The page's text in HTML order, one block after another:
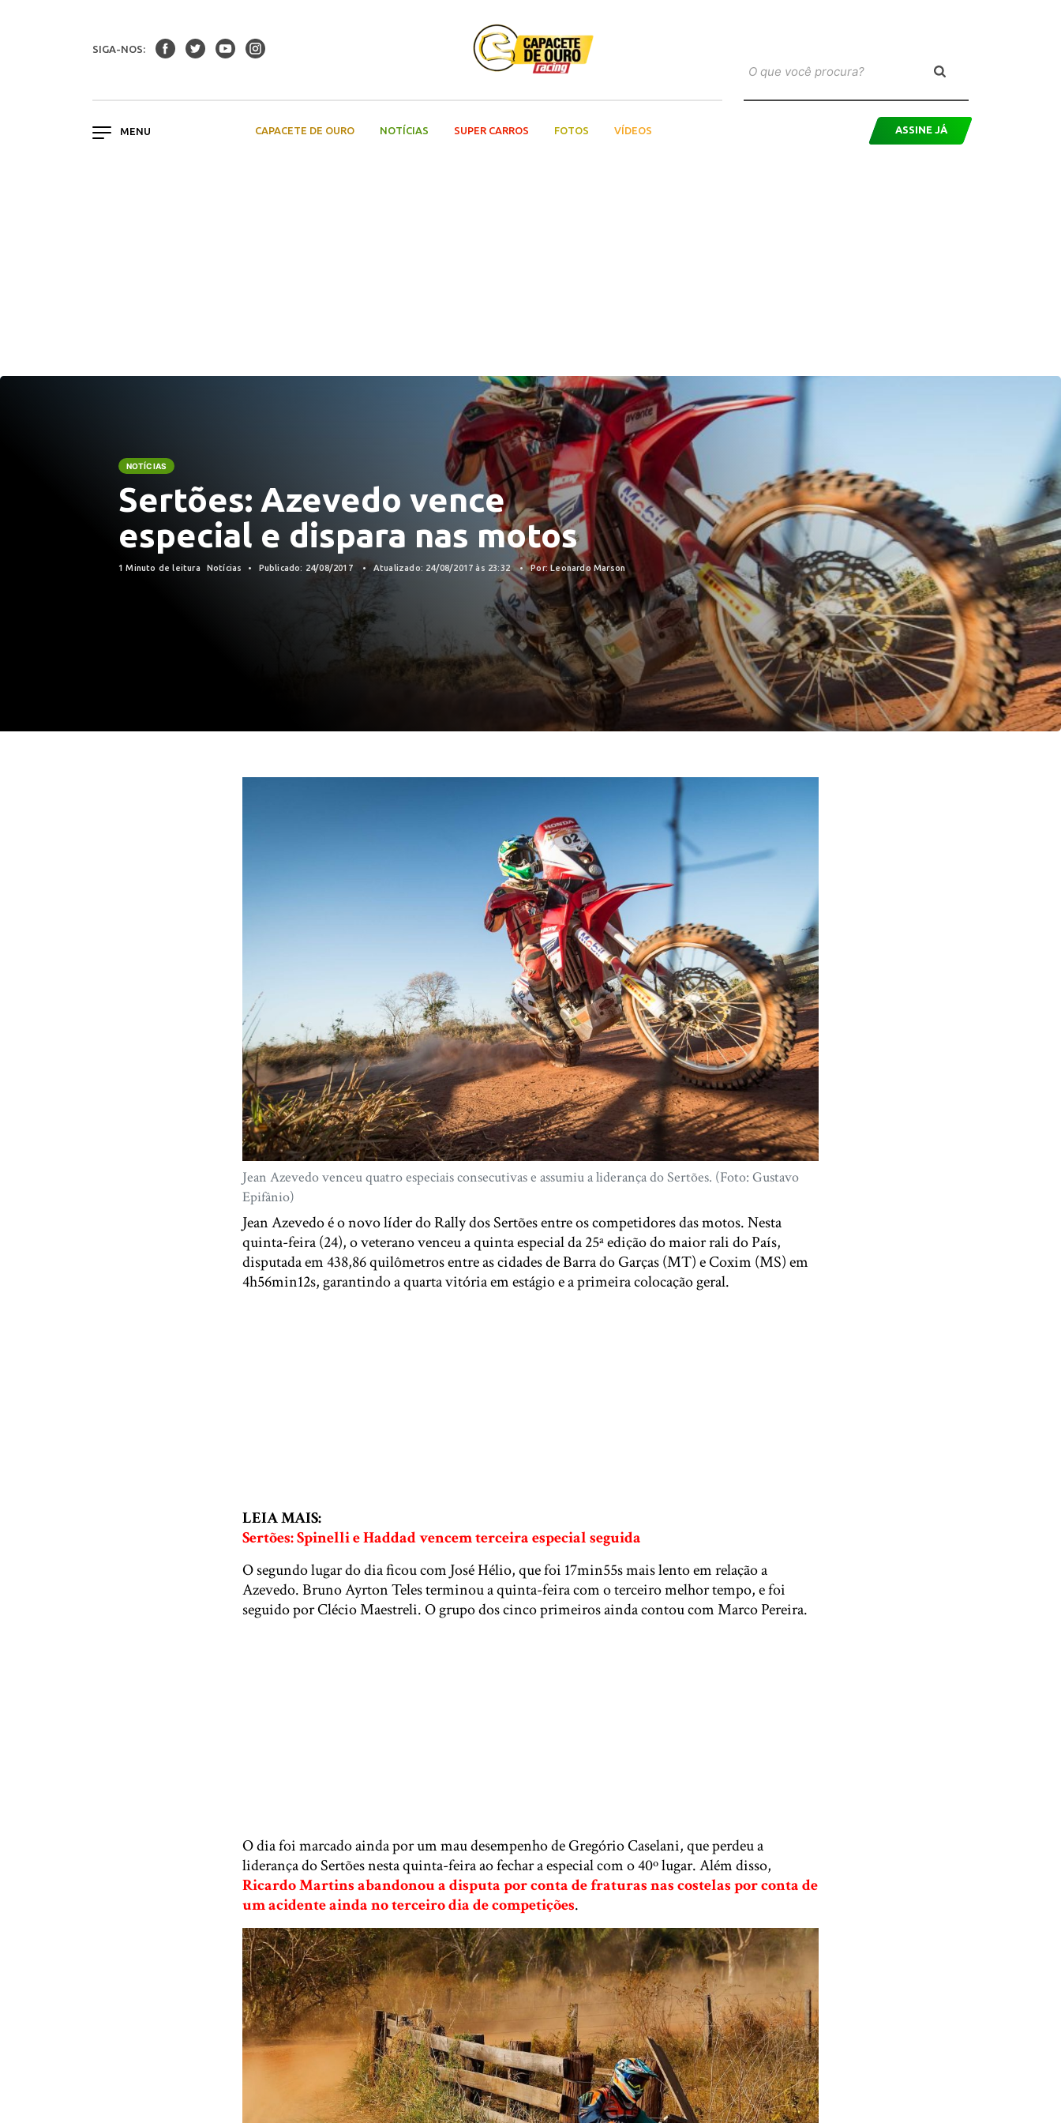
SIGA-NOS:
CAPACETE DE OURO NOTÍCIAS SUPER CARROS FOTOS VÍDEOS ASSINE JÁ
NOTÍCIAS
Sertões: Azevedo vence
especial e dispara nas motos
1 Minuto de leitura Notícias Publicado: 24/08/2017 Atualizado: 24/08/2017 às 23:32 Por: Leonardo Marson
Jean Azevedo venceu quatro especiais consecutivas e assumiu a liderança do Sertões. (Foto: Gustavo
Epifânio)
Jean Azevedo é o novo líder do Rally dos Sertões entre os competidores das motos. Nesta
quinta-feira (24), o veterano venceu a quinta especial da 25ª edição do maior rali do País,
disputada em 438,86 quilômetros entre as cidades de Barra do Garças (MT) e Coxim (MS) em
4h56min12s, garantindo a quarta vitória em estágio e a primeira colocação geral.
LEIA MAIS:
Sertões: Spinelli e Haddad vencem terceira especial seguida
O segundo lugar do dia ficou com José Hélio, que foi 17min55s mais lento em relação a
Azevedo. Bruno Ayrton Teles terminou a quinta-feira com o terceiro melhor tempo, e foi
seguido por Clécio Maestreli. O grupo dos cinco primeiros ainda contou com Marco Pereira.
O dia foi marcado ainda por um mau desempenho de Gregório Caselani, que perdeu a
liderança do Sertões nesta quinta-feira ao fechar a especial com o 40º lugar. Além disso,
Ricardo Martins abandonou a disputa por conta de fraturas nas costelas por conta de
um acidente ainda no terceiro dia de competições.